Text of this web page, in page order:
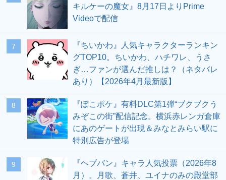
キルケーの魔女』8月17日よりPrime
Videoで配信
7
『ちいかわ』人気キャラクターランキン
グTOP10。ちいかわ、ハチワレ、うさ
ぎ…ファンが選んだ推しは？（ネタバレ
あり）【2026年4月最新版】
8
『ぽこポケ』有料DLC第1弾“ブクブクう
みぞこの街”配信記念。横浜赤レンガ倉庫
にあのゲートが出現＆みなとみらい駅に
特別広告が登場
9
『ヘブバン』キャラ人気投票（2026年8
月）。月歌、蒼井、ユイナのみの殿堂部